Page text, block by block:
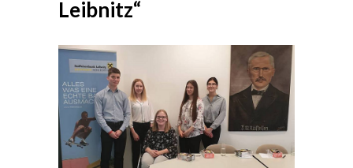
Leibnitz“